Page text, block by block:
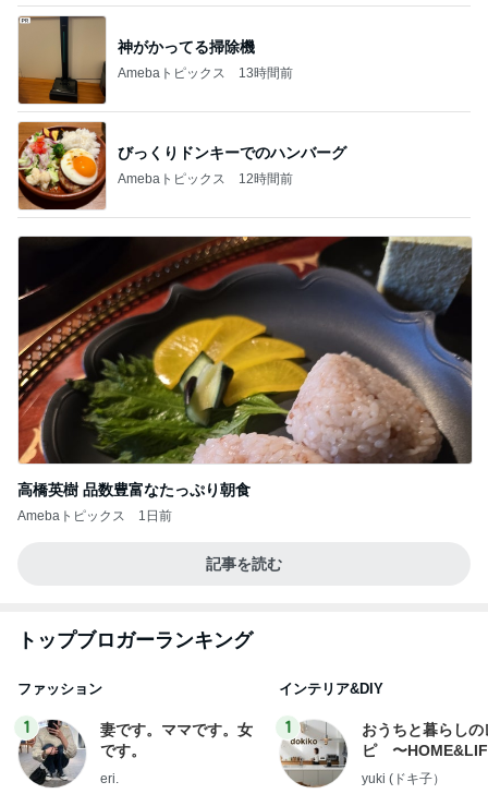
神がかってる掃除機
Amebaトピックス 13時間前
びっくりドンキーでのハンバーグ
Amebaトピックス 12時間前
高橋英樹 品数豊富なたっぷり朝食
Amebaトピックス 1日前
記事を読む
トップブロガーランキング
ファッション
1
妻です。ママです。女
です。
eri.
インテリア&DIY
1
おうちと暮らしの
ピ 〜
yuki (ドキ子）